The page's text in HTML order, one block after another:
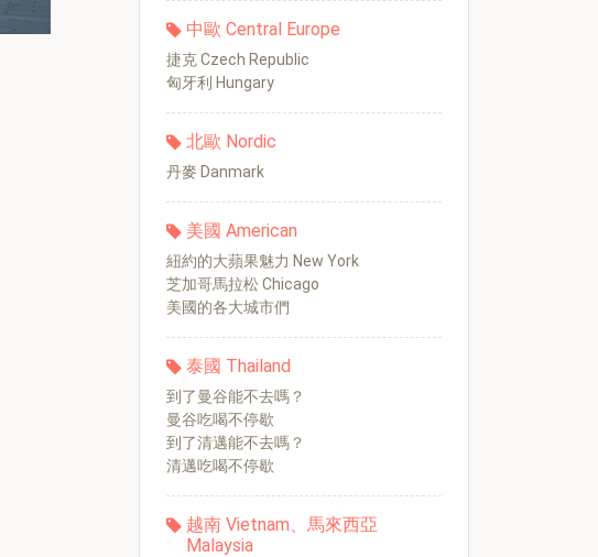
中歐 Central Europe
捷克 Czech Republic
匈牙利 Hungary
北歐 Nordic
丹麥 Danmark
美國 American
紐約的大蘋果魅力 New York
芝加哥馬拉松 Chicago
美國的各大城市們
泰國 Thailand
到了曼谷能不去嗎？
曼谷吃喝不停歇
到了清邁能不去嗎？
清邁吃喝不停歇
越南 Vietnam、馬來西亞
Malaysia